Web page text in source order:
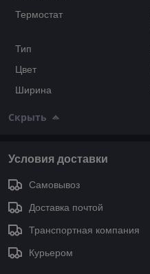
Термостат
Тип
Цвет
Ширина
Скрыть
Условия доставки
Самовывоз
Доставка почтой
Транспортная компания
Курьером